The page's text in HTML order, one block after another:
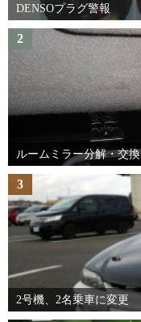
DENSOプラグ警報
2
ルームミラー分解・交換
3
2号機、2名乗車に変更